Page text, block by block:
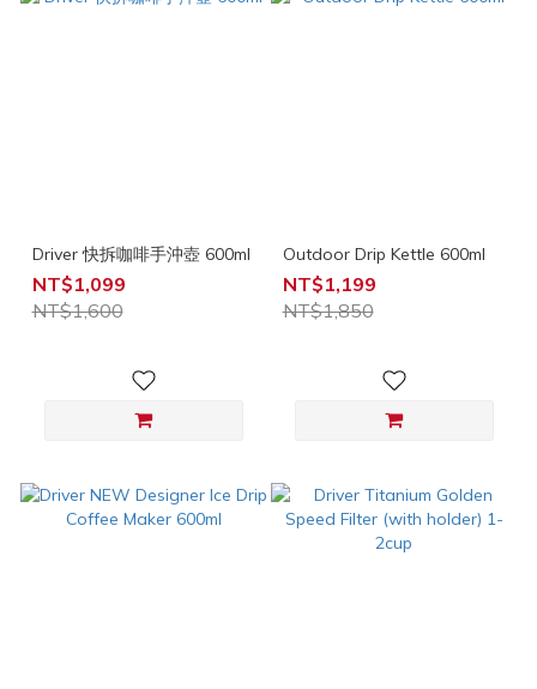
Driver 快拆咖啡手沖壺 600ml
NT$1,099
NT$1,600
Outdoor Drip Kettle 600ml
NT$1,199
NT$1,850